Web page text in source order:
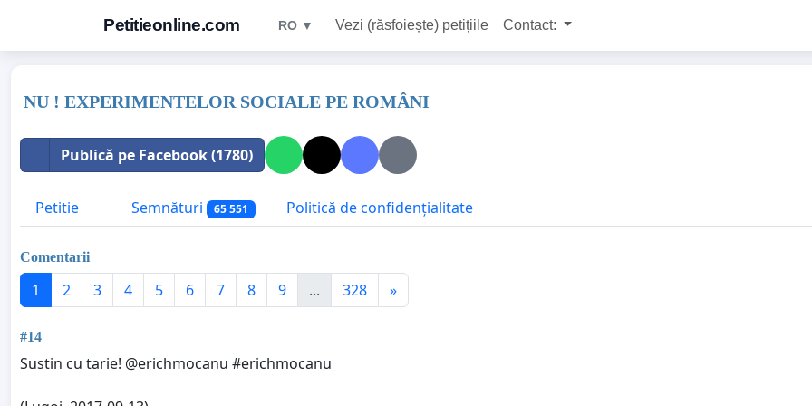
Petitieonline.com RO ▼ Vezi (răsfoiește) petițiile Contact:
NU ! EXPERIMENTELOR SOCIALE PE ROMÂNI
Publică pe Facebook (1780)
Petitie Semnături 65 551 Politică de confidențialitate
Comentarii
1 2 3 4 5 6 7 8 9 ... 328 »
#14
Sustin cu tarie! @erichmocanu #erichmocanu